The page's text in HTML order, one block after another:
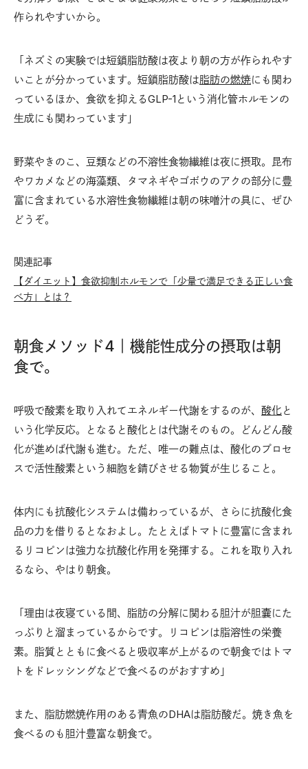
作られやすいから。
「ネズミの実験では短鎖脂肪酸は夜より朝の方が作られやす
いことが分かっています。短鎖脂肪酸は脂肪の燃焼にも関わ
っているほか、食欲を抑えるGLP-1という消化管ホルモンの
生成にも関わっています」
野菜やきのこ、豆類などの不溶性食物繊維は夜に摂取。昆布
やワカメなどの海藻類、タマネギやゴボウのアクの部分に豊
富に含まれている水溶性食物繊維は朝の味噌汁の具に、ぜひ
どうぞ。
関連記事
【ダイエット】食欲抑制ホルモンで「少量で満足できる正しい食
べ方」とは？
朝食メソッド4｜機能性成分の摂取は朝
食で。
呼吸で酸素を取り入れてエネルギー代謝をするのが、 酸化と
いう化学反応。となると酸化とは代謝そのもの。どんどん酸
化が進めば代謝も進む。ただ、唯一の難点は、酸化のプロセ
スで活性酸素という細胞を錆びさせる物質が生じること。
体内にも抗酸化システムは備わっているが、さらに抗酸化食
品の力を借りるとなおよし。たとえばトマトに豊富に含まれ
るリコピンは強力な抗酸化作用を発揮する。これを取り入れ
るなら、やはり朝食。
「理由は夜寝ている間、脂肪の分解に関わる胆汁が胆囊にた
っぷりと溜まっているからです。リコピンは脂溶性の栄養
素。脂質とともに食べると吸収率が上がるので朝食ではトマ
トをドレッシングなどで食べるのがおすすめ」
また、脂肪燃焼作用のある青魚のDHAは脂肪酸だ。焼き魚を
食べるのも胆汁豊富な朝食で。